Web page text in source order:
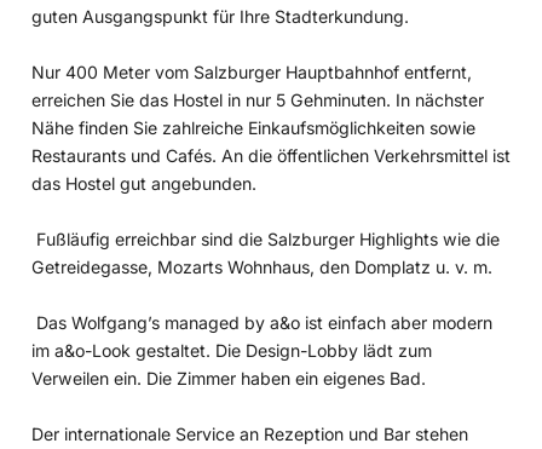
guten Ausgangspunkt für Ihre Stadterkundung.
Nur 400 Meter vom Salzburger Hauptbahnhof entfernt,
erreichen Sie das Hostel in nur 5 Gehminuten. In nächster
Nähe finden Sie zahlreiche Einkaufsmöglichkeiten sowie
Restaurants und Cafés. An die öffentlichen Verkehrsmittel ist
das Hostel gut angebunden.
Fußläufig erreichbar sind die Salzburger Highlights wie die
Getreidegasse, Mozarts Wohnhaus, den Domplatz u. v. m.
Das Wolfgang’s managed by a&o ist einfach aber modern
im a&o-Look gestaltet. Die Design-Lobby lädt zum
Verweilen ein. Die Zimmer haben ein eigenes Bad.
Der internationale Service an Rezeption und Bar stehen